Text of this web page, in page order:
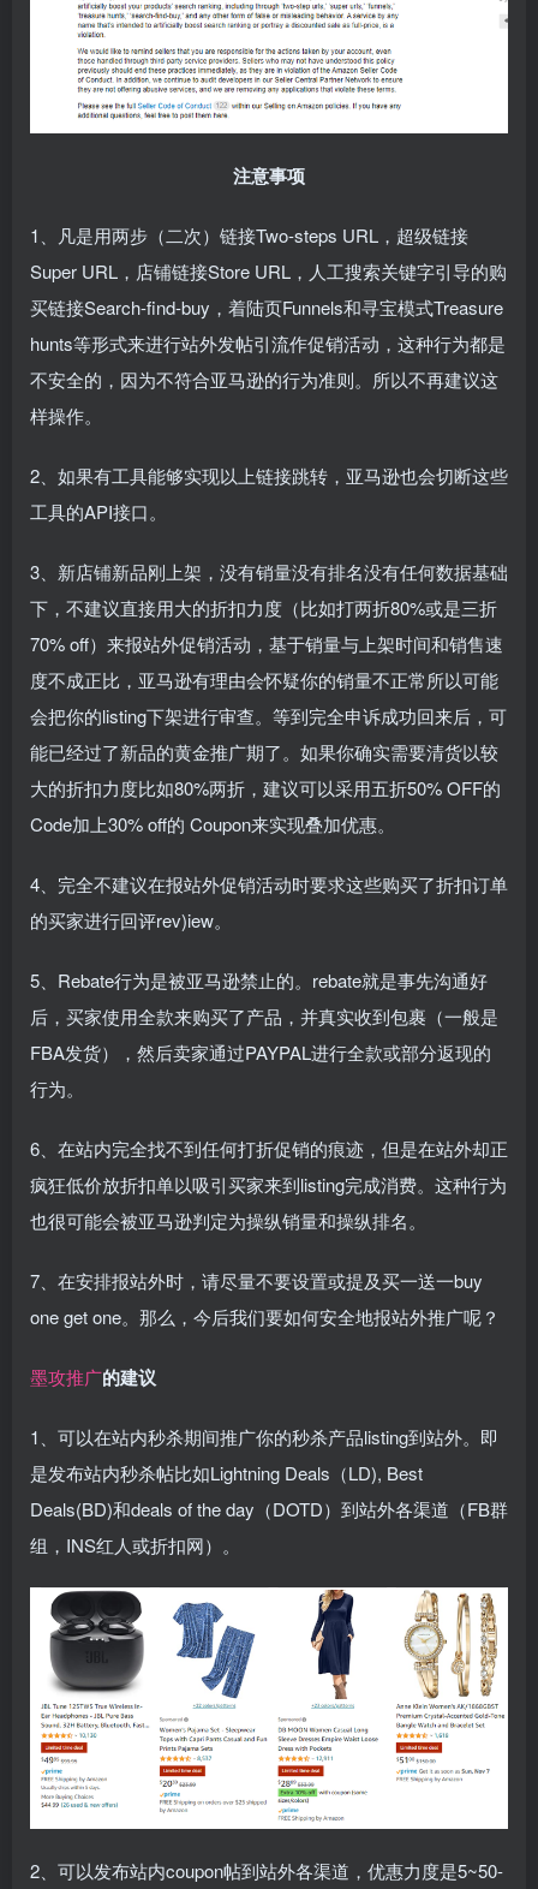
注意事项
1、凡是用两步（二次）链接Two-steps URL，超级链接
Super URL，店铺链接Store URL，人工搜索关键字引导的购
买链接Search-find-buy，着陆页Funnels和寻宝模式Treasure
hunts等形式来进行站外发帖引流作促销活动，这种行为都是
不安全的，因为不符合亚马逊的行为准则。所以不再建议这
样操作。
2、如果有工具能够实现以上链接跳转，亚马逊也会切断这些
工具的API接口。
3、新店铺新品刚上架，没有销量没有排名没有任何数据基础
下，不建议直接用大的折扣力度（比如打两折80%或是三折
70% off）来报站外促销活动，基于销量与上架时间和销售速
度不成正比，亚马逊有理由会怀疑你的销量不正常所以可能
会把你的listing下架进行审查。等到完全申诉成功回来后，可
能已经过了新品的黄金推广期了。如果你确实需要清货以较
大的折扣力度比如80%两折，建议可以采用五折50% OFF的
Code加上30% off的 Coupon来实现叠加优惠。
4、完全不建议在报站外促销活动时要求这些购买了折扣订单
的买家进行回评rev)iew。
5、Rebate行为是被亚马逊禁止的。rebate就是事先沟通好
后，买家使用全款来购买了产品，并真实收到包裹（一般是
FBA发货），然后卖家通过PAYPAL进行全款或部分返现的
行为。
6、在站内完全找不到任何打折促销的痕迹，但是在站外却正
疯狂低价放折扣单以吸引买家来到listing完成消费。这种行为
也很可能会被亚马逊判定为操纵销量和操纵排名。
7、在安排报站外时，请尽量不要设置或提及买一送一buy
one get one。那么，今后我们要如何安全地报站外推广呢？
墨攻推广的建议
1、可以在站内秒杀期间推广你的秒杀产品listing到站外。即
是发布站内秒杀帖比如Lightning Deals（LD), Best
Deals(BD)和deals of the day（DOTD）到站外各渠道（FB群
组，INS红人或折扣网）。
2、可以发布站内coupon帖到站外各渠道，优惠力度是5~50-